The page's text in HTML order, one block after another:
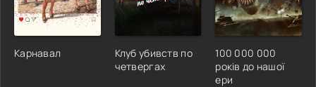
Карнавал
Клуб убивств по
четвергах
100 000 000
років до нашої
ери